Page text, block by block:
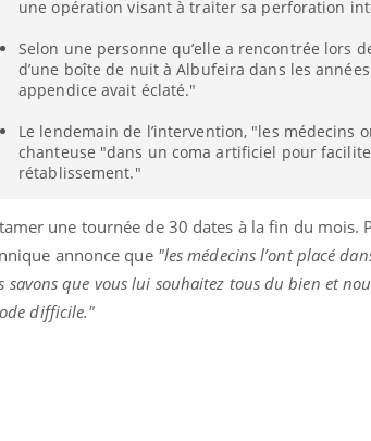
une opération visant à traiter sa perforation
Selon une personne qu’elle a rencontrée lors
d’une boîte de nuit à Albufeira dans les
appendice avait éclaté."
Le lendemain de l’intervention, "les médecins
chanteuse "dans un coma artificiel pour
rétablissement."
une tournée de 30 dates à la fin du mois.
annonce que "les médecins l’ont placé
que vous lui souhaitez tous du bien et
difficile."
Grossesse et chaleur : ce
que dit la science